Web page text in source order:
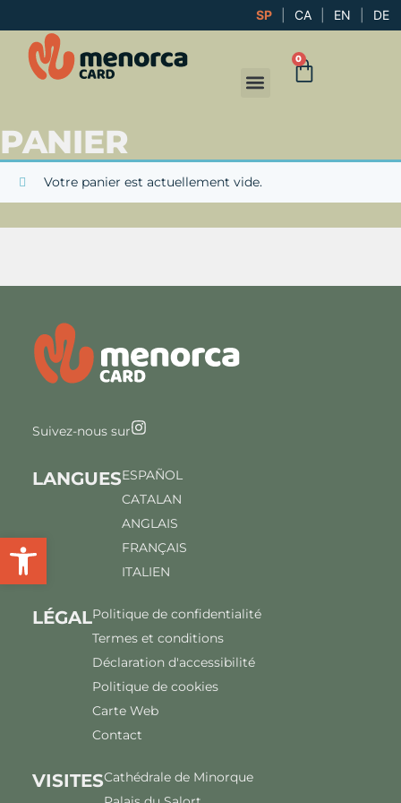
Ouvrir la barre d'outils
SP CA EN DE
0
PANIER
Votre panier est actuellement vide.
Suivez-nous sur
VISITESCathédrale de Minorque
LANGUESESPAÑOL
CATALAN
ANGLAIS
FRANÇAIS
ITALIEN
LÉGALPolitique de confidentialité
Termes et conditions
Déclaration d'accessibilité
Politique de cookies
Carte Web
Contact